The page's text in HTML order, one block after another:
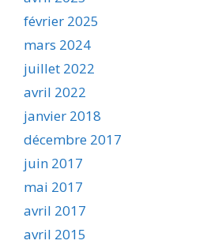
février 2025
mars 2024
juillet 2022
avril 2022
janvier 2018
décembre 2017
juin 2017
mai 2017
avril 2017
avril 2015